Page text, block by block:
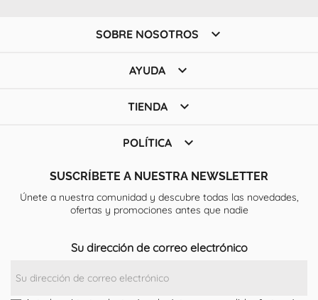
SOBRE NOSOTROS 
AYUDA 
TIENDA 
POLÍTICA 
SUSCRÍBETE A NUESTRA NEWSLETTER
Únete a nuestra comunidad y descubre todas las novedades,
ofertas y promociones antes que nadie
Su dirección de correo electrónico